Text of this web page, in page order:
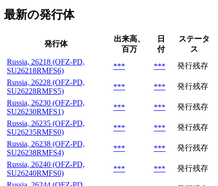
最新の発行体
発行体
出来高、
百万
日
付
ステータ
ス
Russia, 26218 (OFZ-PD,
SU26218RMFS6)
*** ***
発行残存
Russia, 26228 (OFZ-PD,
SU26228RMFS5)
*** ***
発行残存
Russia, 26230 (OFZ-PD,
SU26230RMFS1)
*** ***
発行残存
Russia, 26235 (OFZ-PD,
SU26235RMFS0)
*** ***
発行残存
Russia, 26238 (OFZ-PD,
SU26238RMFS4)
*** ***
発行残存
Russia, 26240 (OFZ-PD,
SU26240RMFS0)
*** ***
発行残存